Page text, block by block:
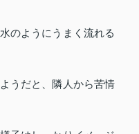
のようにうまく流れる
うだと、隣人から苦情